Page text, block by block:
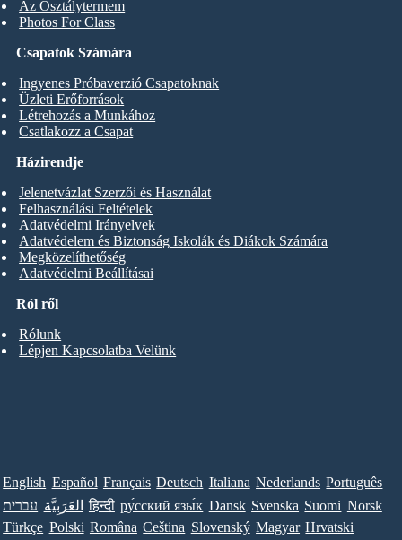
Az Osztálytermem
Photos For Class
Csapatok Számára
Ingyenes Próbaverzió Csapatoknak
Üzleti Erőforrások
Létrehozás a Munkához
Csatlakozz a Csapat
Ról ről
Rólunk
Lépjen Kapcsolatba Velünk
Házirendje
Jelenetvázlat Szerzői és Használat
Felhasználási Feltételek
Adatvédelmi Irányelvek
Adatvédelem és Biztonság Iskolák és Diákok Számára
Megközelíthetőség
Adatvédelmi Beállításai
English Español Français Deutsch Italiana Nederlands Português
עברית العَرَبِيَّة हिन्दी ру́сский язы́к Dansk Svenska Suomi Norsk
Türkçe Polski Româna Ceština Slovenský Magyar Hrvatski